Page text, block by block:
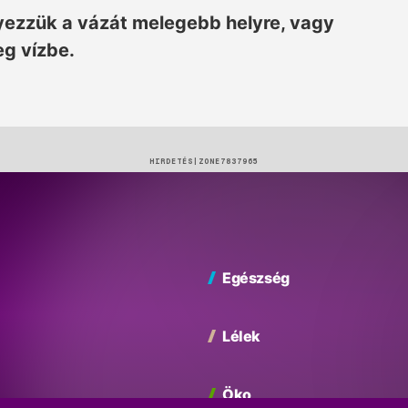
a vázát melegebb helyre, vagy
vízbe.
HIRDETÉS
Egészség
Lélek
Öko